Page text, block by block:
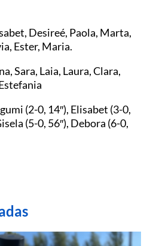
Desireé, Paola, Marta,
Ester, Maria.
Sara, Laia, Laura, Clara,
(2-0, 14″), Elisabet (3-0,
(5-0, 56″), Debora (6-0,